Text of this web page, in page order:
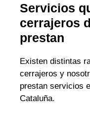
Servicios
cerrajeros
prestan
Existen distintas
cerrajeros y
prestan servicios
Cataluña.